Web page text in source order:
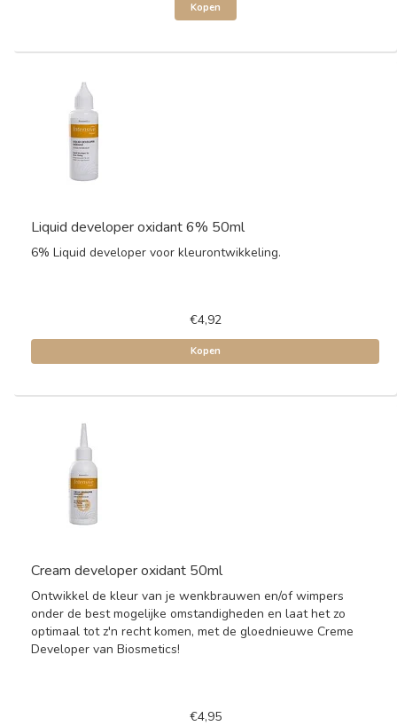
Kopen
Liquid developer oxidant 6% 50ml
6% Liquid developer voor kleurontwikkeling.
€4,92
Kopen
Cream developer oxidant 50ml
Ontwikkel de kleur van je wenkbrauwen en/of wimpers
onder de best mogelijke omstandigheden en laat het zo
optimaal tot z'n recht komen, met de gloednieuwe Creme
Developer van Biosmetics!
€4,95